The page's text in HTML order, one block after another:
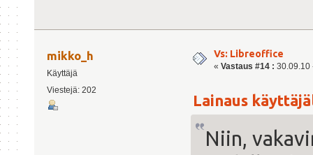
mikko_h
Käyttäjä
Viestejä: 202
Vs: Libreoffice
« Vastaus #14 : 30.09.10
Lainaus
Niin,